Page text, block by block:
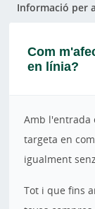
Informació per
Com
en línia?
Amb l'entrada
targeta en
igualment
Tot i que fins